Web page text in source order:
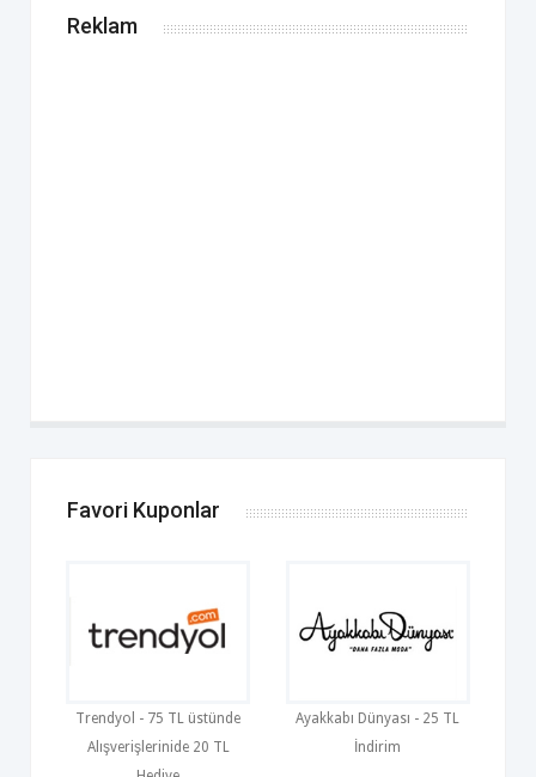
Reklam
Favori Kuponlar
Trendyol - 75 TL üstünde
Alışverişlerinide 20 TL
Ayakkabı Dünyası - 25 TL
İndirim